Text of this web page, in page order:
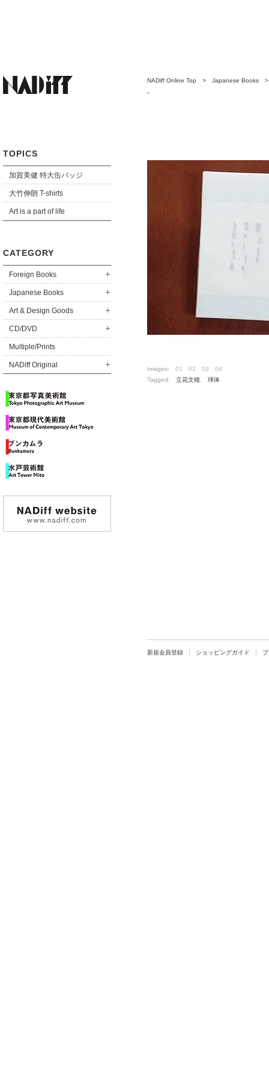
TOPICS
加賀美健 特大缶バッジ
大竹伸朗 T-shirts
Art is a part of life
CATEGORY
Foreign Books
Japanese Books
Art & Design Goods
CD/DVD
Multiple/Prints
NADiff Original
NADiff Online Top > Japanese Books
-
Images: 01 02 03
04
Tagged: 立花文穂 球体
新規会員登録 ショッピングガイド